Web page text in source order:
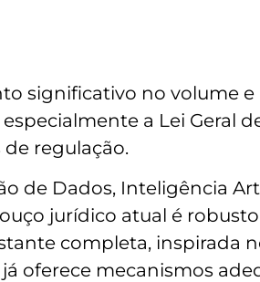
significativo no volume
a Lei Geral
regulação.
de Dados, Inteligência
jurídico atual é
completa, inspirada
oferece mecanismos